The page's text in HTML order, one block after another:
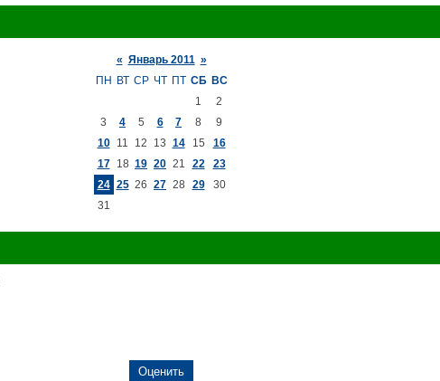
« Январь 2011 »
ПН ВТ СР ЧТ ПТ СБ ВС
1
2
3
4 5 6 7 8
9
10
11 12 13 14 15
16
17
18 19 20 21 22
23
24 25 26 27 28 29
30
31